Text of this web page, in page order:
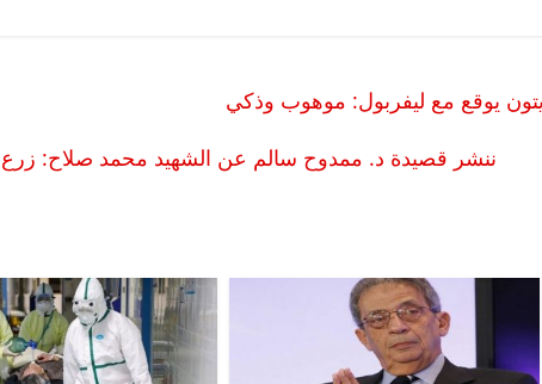
يوقع مع ليفربول: موهوب وذكي
ننشر قصيدة د. ممدوح سالم عن الشهيد محمد صلاح:
الرئيسية مصر ناس وناس
وانحاز